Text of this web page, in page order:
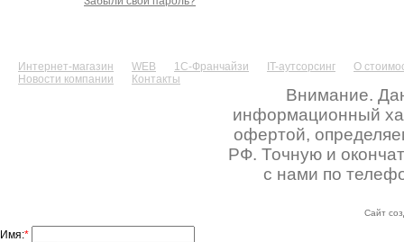
Интернет-магазин WEB 1С-Франчайзи IT-аутсорсинг
О
Новости компании
Контакты
Внимание.
информационный
офертой,
РФ. Точную и
с нами по
Сайт
Имя:*